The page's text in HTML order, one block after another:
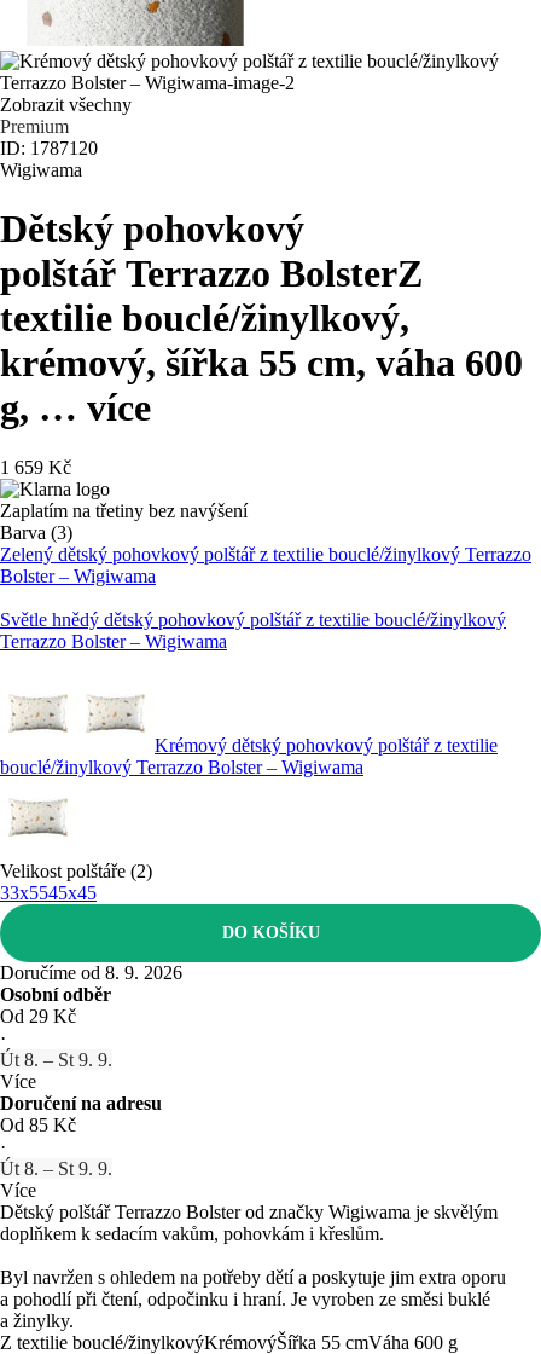
Zobrazit všechny
Premium
ID: 1787120
Wigiwama
Dětský pohovkový
polštář Terrazzo BolsterZ
textilie bouclé/žinylkový,
krémový, šířka 55 cm, váha 600
g, … více
1 659 Kč
Zaplatím na třetiny bez navýšení
Barva (3)
Zelený dětský pohovkový polštář z textilie bouclé/žinylkový Terrazzo
Bolster – Wigiwama
Světle hnědý dětský pohovkový polštář z textilie bouclé/žinylkový
Terrazzo Bolster – Wigiwama
Krémový dětský pohovkový polštář z textilie
bouclé/žinylkový Terrazzo Bolster – Wigiwama
Velikost polštáře (2)
33x5545x45
DO KOŠÍKU
Doručíme od 8. 9. 2026
Osobní odběr
Od 29 Kč
·
Út 8. – St 9. 9.
Více
Doručení na adresu
Od 85 Kč
·
Út 8. – St 9. 9.
Více
Dětský polštář Terrazzo Bolster od značky Wigiwama je skvělým
doplňkem k sedacím vakům, pohovkám i křeslům.
Byl navržen s ohledem na potřeby dětí a poskytuje jim extra oporu
a pohodlí při čtení, odpočinku i hraní. Je vyroben ze směsi buklé
a žinylky.
Z textilie bouclé/žinylkovýKrémovýŠířka 55 cmVáha 600 g